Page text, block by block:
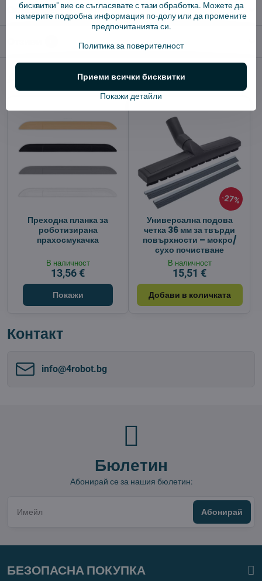
Описание
Алтернативни продукти
Преходна планка за
роботизирана
прахосмукачка
В наличност
13,56 €
Покажи
27%
Универсална подова
четка 36 мм за твърди
повърхности – мокро/
сухо почистване
В наличност
15,51 €
Добави в количката
Контакт
info​@4robot​.bg
Бюлетин
Абонирай се за нашия бюлетин:
Абонирай
БЕЗОПАСНА ПОКУПКА
бисквитки" вие се съгласявате с тази обработка. Можете да
намерите подробна информация по-долу или да промените
предпочитанията си.
Политика за поверителност
Покажи детайли
Приеми всички бисквитки